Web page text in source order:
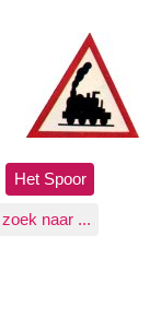
Het Spoor
naar ...